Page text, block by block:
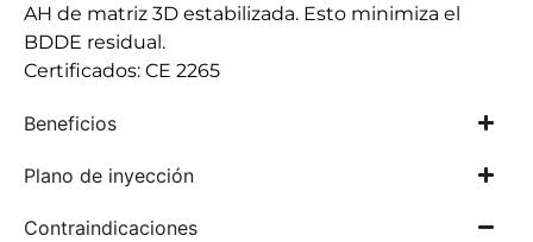
AH de matriz 3D estabilizada. Esto minimiza el
BDDE residual.
Certificados: CE 2265
Beneficios
Plano de inyección
Contraindicaciones